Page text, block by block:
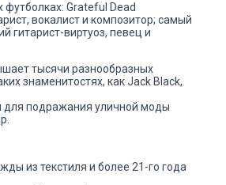
Grateful Dead
вокалист и композитор; самый
гитарист-виртуоз, певец и
тысячи разнообразных
знаменитостях, как Jack Black,
для подражания уличной моды
из текстиля и более 21-го года